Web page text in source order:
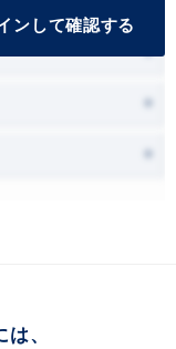
ンして確認する
、